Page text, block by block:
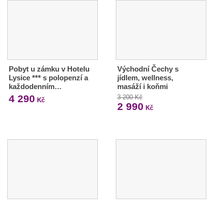
Pobyt u zámku v Hotelu
Lysice *** s polopenzí a
každodenním…
4 290 Kč
Východní Čechy s
jídlem, wellness,
masáží i koňmi
3 200 Kč
2 990 Kč